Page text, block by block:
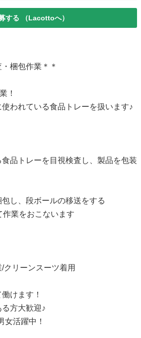
する （Lacottoへ）
梱包作業＊＊
！
われている食品トレーを扱います♪
品トレーを目視検査し、製品を包装
し、段ボールの移送をする
業をおこないます
クリーンスーツ着用
けます！
方大歓迎♪
女活躍中！